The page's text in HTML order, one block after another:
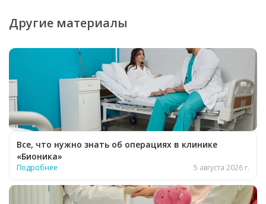
Другие материалы
Все, что нужно знать об операциях в клинике
«Бионика»
Подробнее 5 августа 2026 г.